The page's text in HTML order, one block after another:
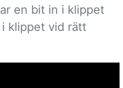
en bit in i klippet
klippet vid rätt